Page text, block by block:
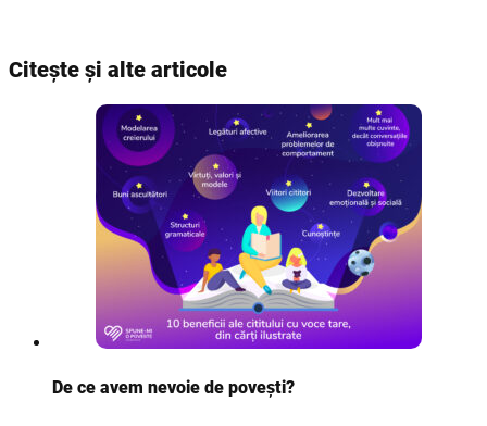
Citește și alte articole
De ce avem nevoie de povești?